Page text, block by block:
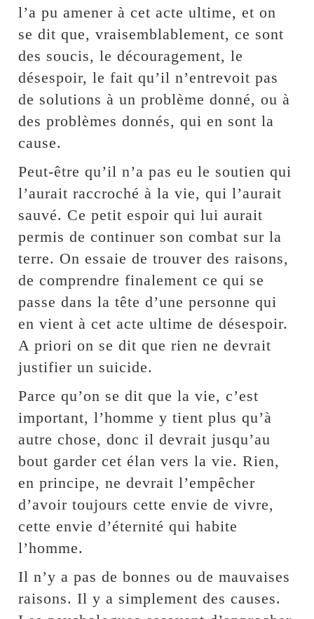
l’a pu amener à cet acte ultime, et on
se dit que, vraisemblablement, ce sont
des soucis, le découragement, le
désespoir, le fait qu’il n’entrevoit pas
de solutions à un problème donné, ou à
des problèmes donnés, qui en sont la
cause.
Peut-être qu’il n’a pas eu le soutien qui
l’aurait raccroché à la vie, qui l’aurait
sauvé. Ce petit espoir qui lui aurait
permis de continuer son combat sur la
terre. On essaie de trouver des raisons,
de comprendre finalement ce qui se
passe dans la tête d’une personne qui
en vient à cet acte ultime de désespoir.
A priori on se dit que rien ne devrait
justifier un suicide.
Parce qu’on se dit que la vie, c’est
important, l’homme y tient plus qu’à
autre chose, donc il devrait jusqu’au
bout garder cet élan vers la vie. Rien,
en principe, ne devrait l’empêcher
d’avoir toujours cette envie de vivre,
cette envie d’éternité qui habite
l’homme.
Il n’y a pas de bonnes ou de mauvaises
raisons. Il y a simplement des causes.